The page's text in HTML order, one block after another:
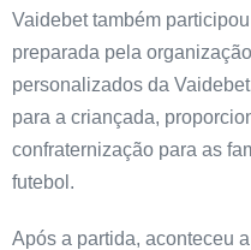
Vaidebet também
preparada pela
personalizados da
para a criançada,
confraternização para as
futebol.
Após a partida, aconteceu